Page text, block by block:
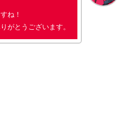
ね！
がとうございます。